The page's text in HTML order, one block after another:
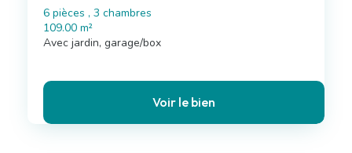
6 pièces , 3 chambres
109.00 m²
Avec jardin, garage/box
Voir le bien